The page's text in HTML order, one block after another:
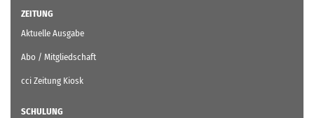
ZEITUNG
Aktuelle Ausgabe
Abo / Mitgliedschaft
cci Zeitung Kiosk
SCHULUNG